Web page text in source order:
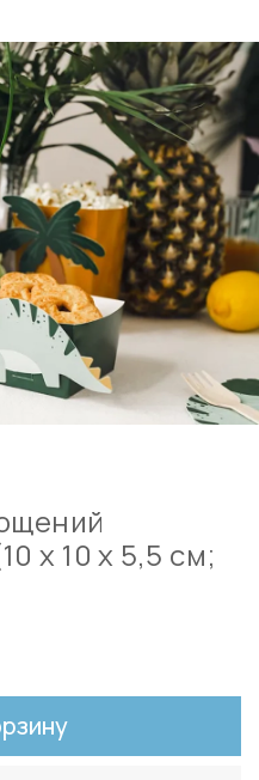
х 10 х 5,5 см;